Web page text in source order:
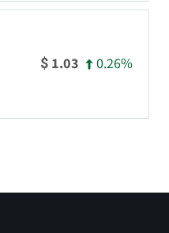
$ 1.03 0.26%